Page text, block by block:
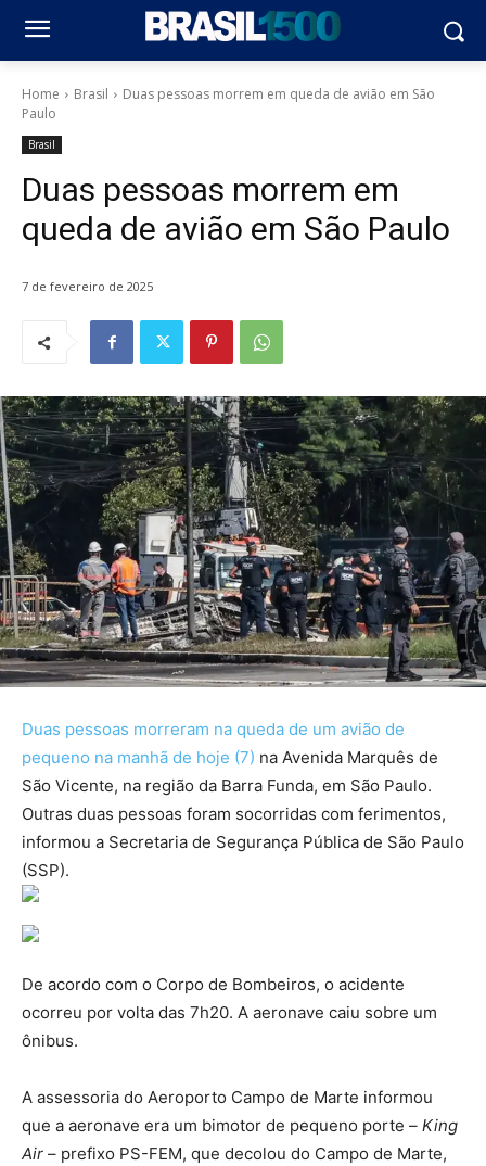
Home Brasil
Duas pessoas morrem em queda de avião em São
Paulo
Brasil
Duas pessoas morrem em
queda de avião em São Paulo
7 de fevereiro de 2025
Duas pessoas morreram na queda de um avião de
pequeno na manhã de hoje (7) na Avenida Marquês de
São Vicente, na região da Barra Funda, em São Paulo.
Outras duas pessoas foram socorridas com ferimentos,
informou a Secretaria de Segurança Pública de São Paulo
(SSP).
De acordo com o Corpo de Bombeiros, o acidente
ocorreu por volta das 7h20. A aeronave caiu sobre um
ônibus.
A assessoria do Aeroporto Campo de Marte informou
que a aeronave era um bimotor de pequeno porte – King
Air – prefixo PS-FEM, que decolou do Campo de Marte,